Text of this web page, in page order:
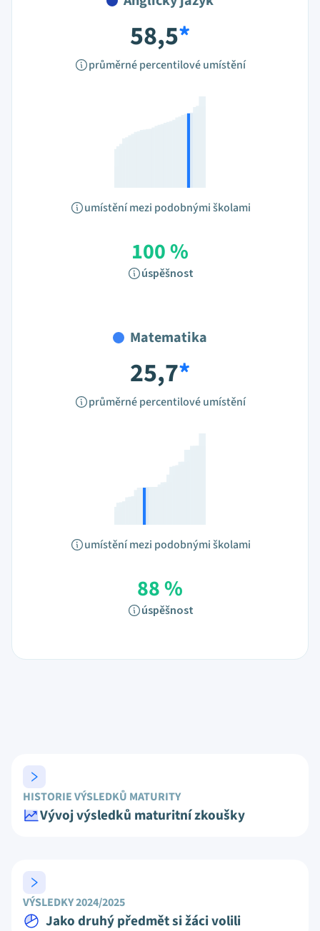
58,5*
průměrné percentilové umístění
umístění mezi podobnými školami
100 %
úspěšnost
Matematika
25,7*
průměrné percentilové umístění
umístění mezi podobnými školami
88 %
úspěšnost
HISTORIE VÝSLEDKŮ MATURITY
Vývoj výsledků maturitní zkoušky
VÝSLEDKY 2024/2025
Jako druhý předmět si žáci volili